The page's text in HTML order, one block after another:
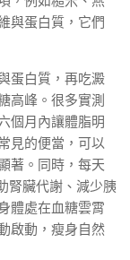
與蛋白質，它們
蛋白質，再吃澱
高峰。很多實測
個月內讓體脂明
見的便當，可以
著。同時，每天
腎臟代謝、減少胰
體處在血糖雲霄
啟動，瘦身自然